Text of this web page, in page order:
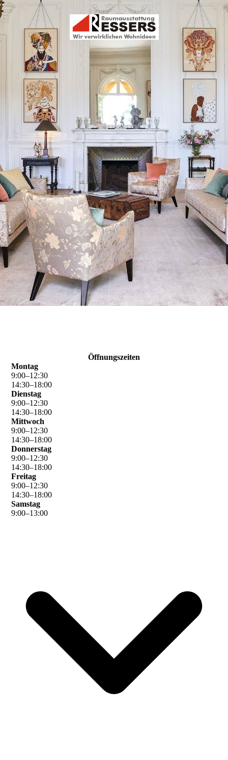
Öffnungs­zeiten
Montag
9:00–12:30
14:30–18:00
Dienstag
9:00–12:30
14:30–18:00
Mittwoch
9:00–12:30
14:30–18:00
Donnerstag
9:00–12:30
14:30–18:00
Freitag
9:00–12:30
14:30–18:00
Samstag
9:00–13:00